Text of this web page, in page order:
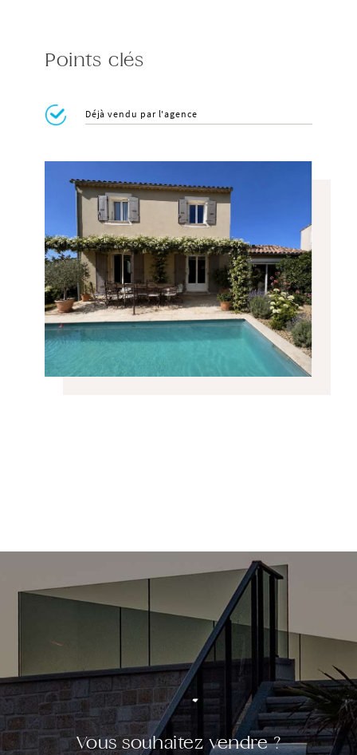
Points clés
Déjà vendu par l'agence
Vous souhaitez vendre ?